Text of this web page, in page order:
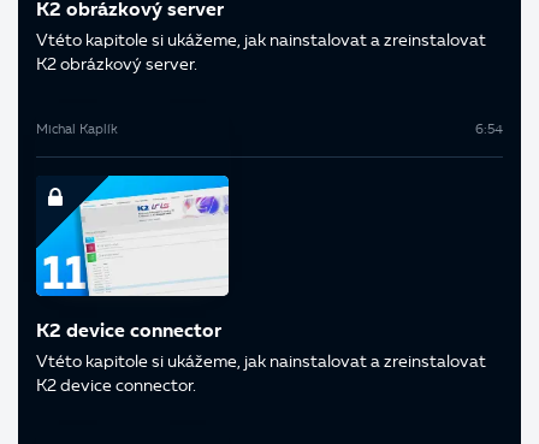
K2 obrázkový server
V této kapitole si ukážeme, jak nainstalovat a zreinstalovat
K2 obrázkový server.
Michal Kaplík 6:54
K2 device connector
V této kapitole si ukážeme, jak nainstalovat a zreinstalovat
K2 device connector.